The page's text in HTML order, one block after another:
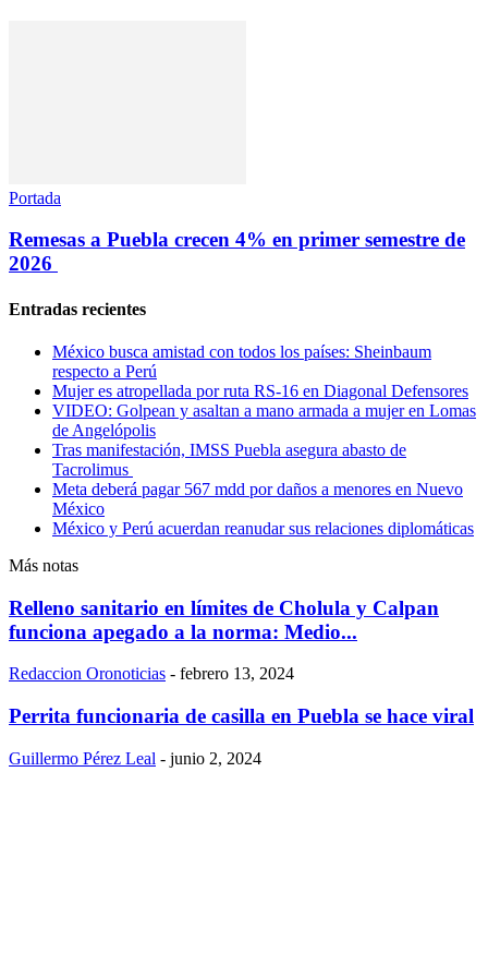
Portada
Remesas a Puebla crecen 4% en primer semestre de
2026
Entradas recientes
México busca amistad con todos los países: Sheinbaum
respecto a Perú
Mujer es atropellada por ruta RS-16 en Diagonal Defensores
VIDEO: Golpean y asaltan a mano armada a mujer en Lomas
de Angelópolis
Tras manifestación, IMSS Puebla asegura abasto de
Tacrolimus
Meta deberá pagar 567 mdd por daños a menores en Nuevo
México
México y Perú acuerdan reanudar sus relaciones diplomáticas
Más notas
Relleno sanitario en límites de Cholula y Calpan
funciona apegado a la norma: Medio...
Redaccion Oronoticias - febrero 13, 2024
Perrita funcionaria de casilla en Puebla se hace viral
Guillermo Pérez Leal - junio 2, 2024